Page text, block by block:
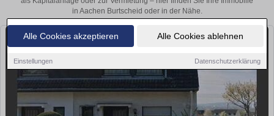
Alle Cookies akzeptieren Alle Cookies ablehnen
Einstellungen Datenschutzerklärung
in Aachen Burtscheid oder in der Nähe.